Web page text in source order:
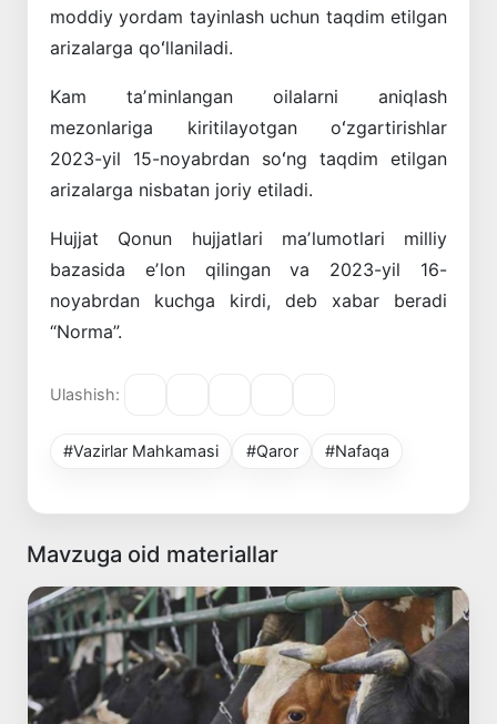
moddiy yordam tayinlash uchun taqdim etilgan
arizalarga qoʻllaniladi.
Kam taʼminlangan oilalarni aniqlash
mezonlariga kiritilayotgan oʻzgartirishlar
2023-yil 15-noyabrdan soʻng taqdim etilgan
arizalarga nisbatan joriy etiladi.
Hujjat Qonun hujjatlari maʼlumotlari milliy
bazasida eʼlon qilingan va 2023-yil 16-
noyabrdan kuchga kirdi, deb xabar beradi
“Norma”.
Ulashish:
#Vazirlar Mahkamasi #Qaror #Nafaqa
Mavzuga oid materiallar